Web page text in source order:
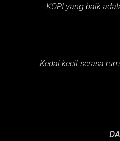
KOPI yang baik
Kedai kecil serasa